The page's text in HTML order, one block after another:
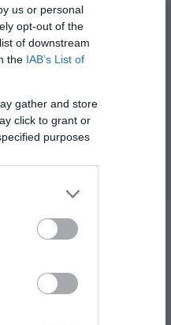
us or personal
opt-out of the
of downstream
the IAB’s List of
gather and store
click to grant or
purposes